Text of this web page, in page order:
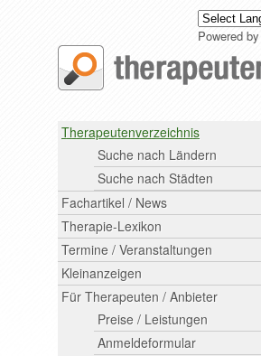
Powered by
Therapeutenverzeichnis
Suche nach Ländern
Suche nach Städten
Fachartikel / News
Therapie-Lexikon
Termine / Veranstaltungen
Kleinanzeigen
Für Therapeuten / Anbieter
Preise / Leistungen
Anmeldeformular